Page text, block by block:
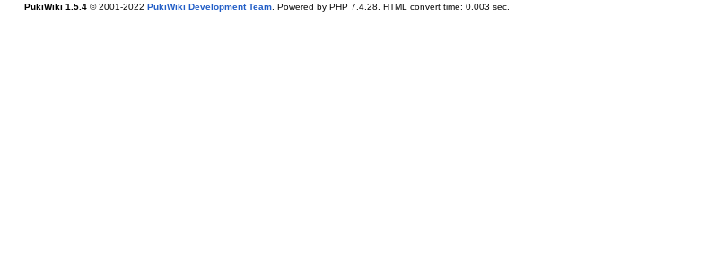
PukiWiki 1.5.4© 2001-2022 PukiWiki Development Team. Powered by PHP 7.4.28. HTML convert time: 0.003 sec.